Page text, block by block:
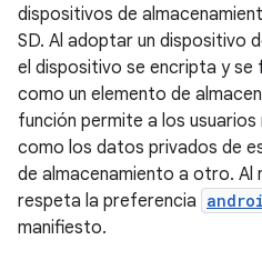
dispositivos de
SD. Al adoptar un dispositivo
el dispositivo se encripta y
como un elemento de
función permite a los
como los datos privados de
de almacenamiento a otro. Al
respeta la preferencia
manifiesto.